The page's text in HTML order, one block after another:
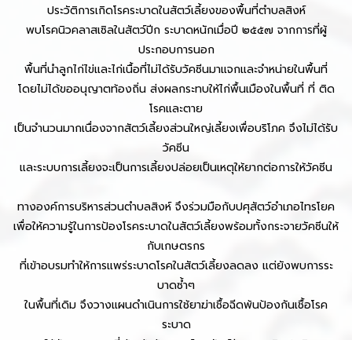
ประวัติการเกิดโรคระบาดในสัตว์เลี้ยงของพื้นที่ตำบลสิงห์
พบโรคนิวคลาสเซิลในสัตว์ปีก ระบาดหนักเมื่อปี ๒๕๕๗ จากการที่ผู้
ประกอบการนอก
พื้นที่นำลูกไก่ไข่และไก่เนื้อที่ไม่ได้รับวัคซีนมาแจกและจำหน่ายในพื้นที่
โดยไม่ได้ขออนุญาตท้องถิ่น ส่งผลกระทบให้ไก่พื้นเมืองในพื้นที่ ที่ ติด
โรคและตาย
เป็นจำนวนมากเนื่องจากสัตว์เลี้ยงส่วนใหญ่เลี้ยงเพื่อบริโภค จึงไม่ได้รับ
วัคซีน
และระบบการเลี้ยงจะเป็นการเลี้ยงปล่อยเป็นเหตุให้ยากต่อการให้วัคซีน
ทางองค์การบริหารส่วนตำบลสิงห์ จึงร่วมมือกับปศุสัตว์อำเภอไทรโยค
เพื่อให้ความรู้ในการป้องโรคระบาดในสัตว์เลี้ยงพร้อมทั้งกระจายวัคซีนให้
กับเกษตรกร
ที่เข้าอบรมทำให้การแพร่ระบาดโรคในสัตว์เลี้ยงลดลง แต่ยังพบการระ
บาดซ้ำๆ
ในพื้นที่เดิม จึงวางแผนดำเนินการใช้ยาฆ่าเชื้อฉีดพ้นป้องกันเชื้อโรค
ระบาด